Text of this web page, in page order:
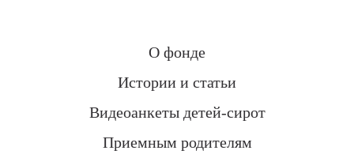
О фонде
Истории и статьи
Видеоанкеты детей-сирот
Приемным родителям